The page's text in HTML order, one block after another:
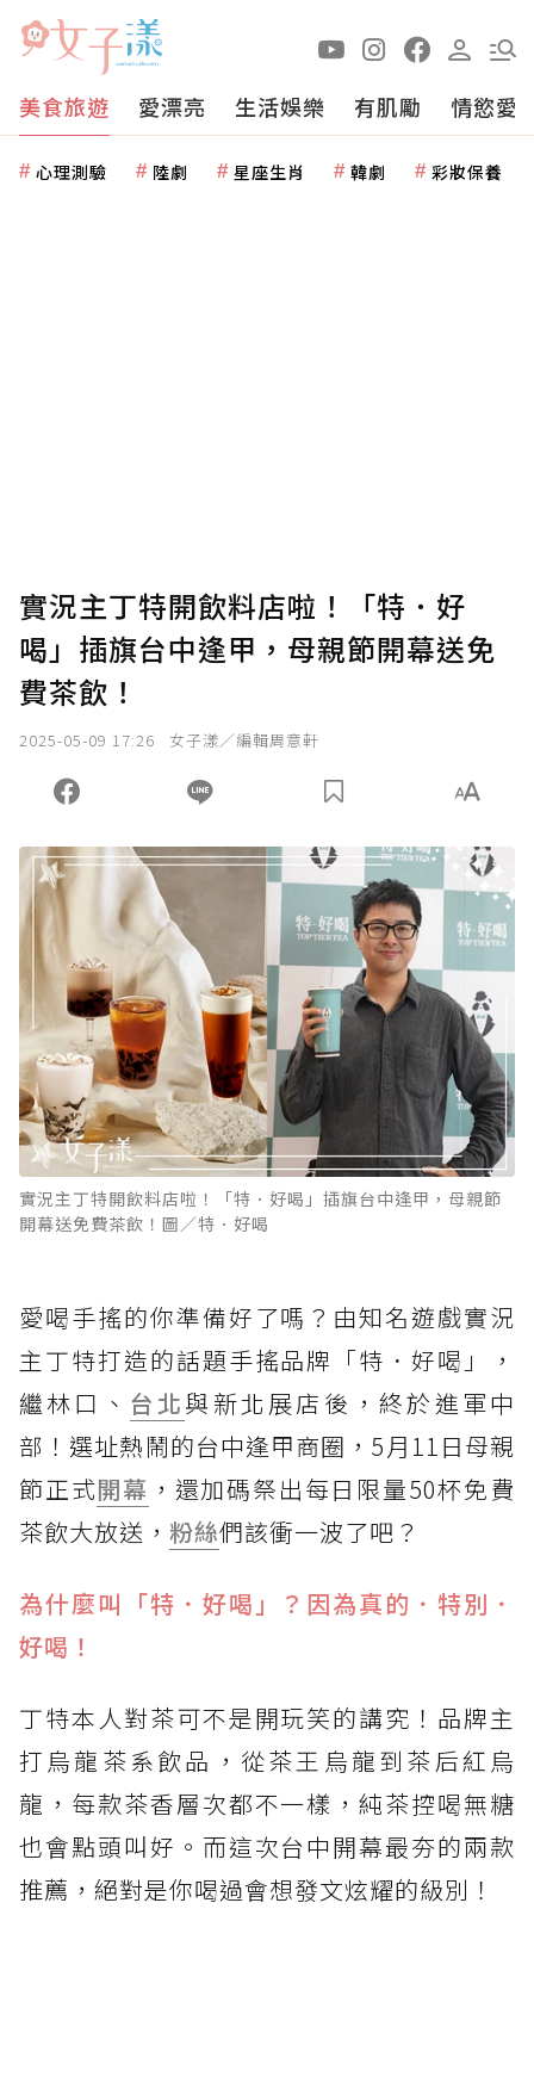
美食旅遊 愛漂亮 生活娛樂 有肌勵 情慾愛
心理測驗 陸劇 星座生肖 韓劇 彩妝保養
實況主丁特開飲料店啦！「特．好
喝」插旗台中逢甲，母親節開幕送免
費茶飲！
2025-05-09 17:26 女子漾／編輯周意軒
實況主丁特開飲料店啦！「特．好喝」插旗台中逢甲，母親節
開幕送免費茶飲！圖／特．好喝
愛喝手搖的你準備好了嗎？由知名遊戲實況
主丁特打造的話題手搖品牌「特．好喝」，
繼林口、 台北與新北展店後，終於進軍中
部！選址熱鬧的台中逢甲商圈，5月11日母親
節正式開幕 ，還加碼祭出每日限量50杯免費
茶飲大放送， 粉絲們該衝一波了吧？
為什麼叫「特．好喝」？因為真的．特別．
好喝！
丁特本人對茶可不是開玩笑的講究！品牌主
打烏龍茶系飲品，從茶王烏龍到茶后紅烏
龍，每款茶香層次都不一樣，純茶控喝無糖
也會點頭叫好。而這次台中開幕最夯的兩款
推薦，絕對是你喝過會想發文炫耀的級別！